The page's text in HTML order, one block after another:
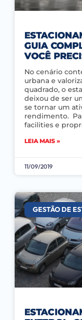
GUIA
VOCÊ
No cenário
urbana e
quadrado, o
deixou de ser
se tornar um
rendimento.
facilities e
LEIA MAIS »
11/09/2019
GESTÃO DE